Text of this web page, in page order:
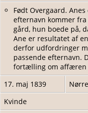
Født Overgaard.
efternavn kommer
gård, hun boede på,
Ane er resultatet af
derfor udfordringer
passende efternavn.
fortælling om affæren
17. maj 1839
Kvinde